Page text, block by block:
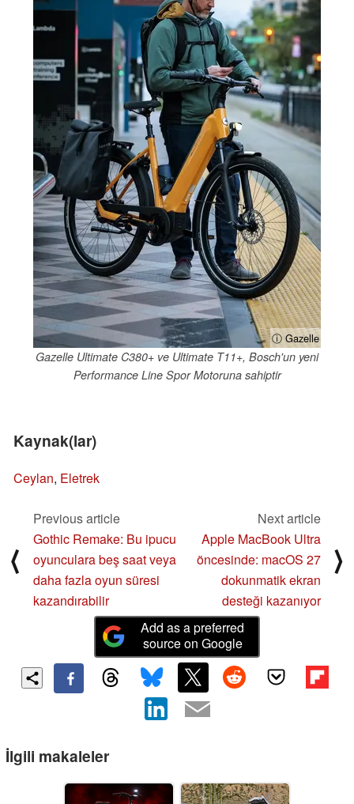
ⓘ Gazelle
Gazelle Ultimate C380+ ve Ultimate T11+, Bosch'un yeni
Performance Line Spor Motoruna sahiptir
Kaynak(lar)
Ceylan, Eletrek
⟨
Previous article
Gothic Remake: Bu ipucu
oyunculara beş saat veya
daha fazla oyun süresi
kazandırabilir
Next article
Apple MacBook Ultra
öncesinde: macOS 27
dokunmatik ekran
desteği kazanıyor
⟩
Add as a preferred
source on Google
İlgili makaleler